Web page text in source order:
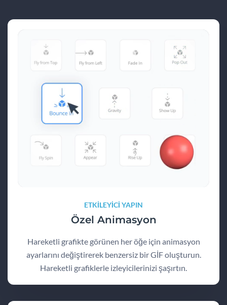
ETKİLEYİCİ YAPIN
Özel Animasyon
Hareketli grafikte görünen her öğe için animasyon
ayarlarını değiştirerek benzersiz bir GİF oluşturun.
Hareketli grafiklerle izleyicilerinizi şaşırtın.